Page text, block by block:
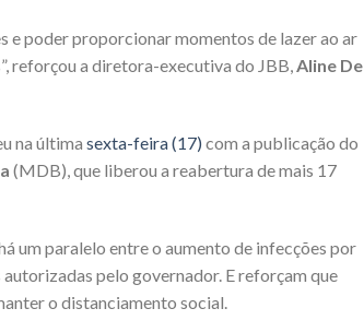
e poder proporcionar momentos de lazer ao ar
reforçou a diretora-executiva do JBB,Aline De
na última sexta-feira (17) com a publicação do
(MDB), que liberou a reabertura de mais 17
um paralelo entre o aumento de infecções por
pelo governador. E reforçam que
o distanciamento social.